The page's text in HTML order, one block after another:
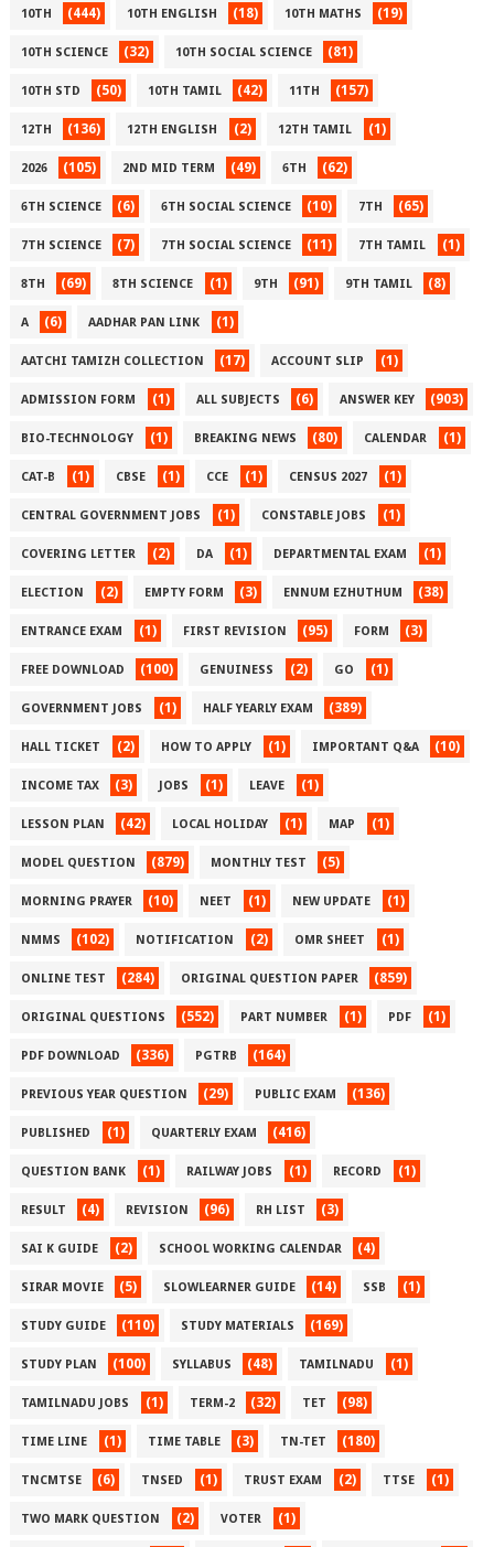
10TH (444) 10TH ENGLISH (18) 10TH MATHS (19)
10TH SCIENCE (32) 10TH SOCIAL SCIENCE (81)
10TH STD (50) 10TH TAMIL (42) 11TH (157)
12TH (136) 12TH ENGLISH (2) 12TH TAMIL (1)
2026 (105) 2ND MID TERM (49) 6TH (62)
6TH SCIENCE (6) 6TH SOCIAL SCIENCE (10) 7TH (65)
7TH SCIENCE (7) 7TH SOCIAL SCIENCE (11) 7TH TAMIL (1)
8TH (69) 8TH SCIENCE (1) 9TH (91) 9TH TAMIL (8)
A (6) AADHAR PAN LINK (1)
AATCHI TAMIZH COLLECTION (17) ACCOUNT SLIP (1)
ADMISSION FORM (1) ALL SUBJECTS (6) ANSWER KEY (903)
BIO-TECHNOLOGY (1) BREAKING NEWS (80) CALENDAR (1)
CAT-B (1) CBSE (1) CCE (1) CENSUS 2027 (1)
CENTRAL GOVERNMENT JOBS (1) CONSTABLE JOBS (1)
COVERING LETTER (2) DA (1) DEPARTMENTAL EXAM (1)
ELECTION (2) EMPTY FORM (3) ENNUM EZHUTHUM (38)
ENTRANCE EXAM (1) FIRST REVISION (95) FORM (3)
FREE DOWNLOAD (100) GENUINESS (2) GO (1)
GOVERNMENT JOBS (1) HALF YEARLY EXAM (389)
HALL TICKET (2) HOW TO APPLY (1) IMPORTANT Q&A (10)
INCOME TAX (3) JOBS (1) LEAVE (1)
LESSON PLAN (42) LOCAL HOLIDAY (1) MAP (1)
MODEL QUESTION (879) MONTHLY TEST (5)
MORNING PRAYER (10) NEET (1) NEW UPDATE (1)
NMMS (102) NOTIFICATION (2) OMR SHEET (1)
ONLINE TEST (284) ORIGINAL QUESTION PAPER (859)
ORIGINAL QUESTIONS (552) PART NUMBER (1) PDF (1)
PDF DOWNLOAD (336) PGTRB (164)
PREVIOUS YEAR QUESTION (29) PUBLIC EXAM (136)
PUBLISHED (1) QUARTERLY EXAM (416)
QUESTION BANK (1) RAILWAY JOBS (1) RECORD (1)
RESULT (4) REVISION (96) RH LIST (3)
SAI K GUIDE (2) SCHOOL WORKING CALENDAR (4)
SIRAR MOVIE (5) SLOWLEARNER GUIDE (14) SSB (1)
STUDY GUIDE (110) STUDY MATERIALS (169)
STUDY PLAN (100) SYLLABUS (48) TAMILNADU (1)
TAMILNADU JOBS (1) TERM-2 (32) TET (98)
TIME LINE (1) TIME TABLE (3) TN-TET (180)
TNCMTSE (6) TNSED (1) TRUST EXAM (2) TTSE (1)
TWO MARK QUESTION (2) VOTER (1)